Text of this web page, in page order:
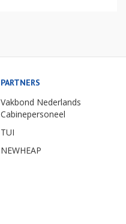
PARTNERS
Vakbond Nederlands
Cabinepersoneel
TUI
NEWHEAP